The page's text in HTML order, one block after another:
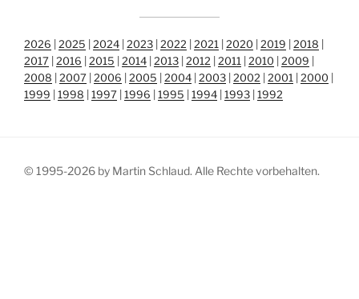
2026 | 2025 | 2024 | 2023 | 2022 | 2021 | 2020 | 2019 | 2018 |
2017 | 2016 | 2015 | 2014 | 2013 | 2012 | 2011 | 2010 | 2009 |
2008 | 2007 | 2006 | 2005 | 2004 | 2003 | 2002 | 2001 | 2000 |
1999 |1998 |1997 |1996 |1995 |1994 |1993 |1992
© 1995-2026 by Martin Schlaud. Alle Rechte vorbehalten.